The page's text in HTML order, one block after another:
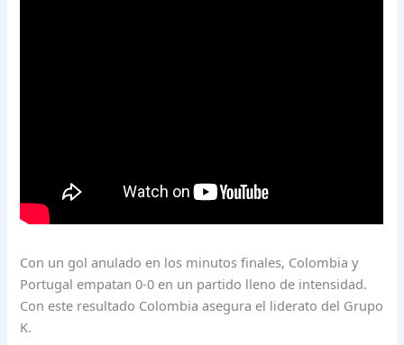
Con un gol anulado en los minutos finales, Colombia y
Portugal empatan 0-0 en un partido lleno de intensidad.
Con este resultado Colombia asegura el liderato del Grupo
K.